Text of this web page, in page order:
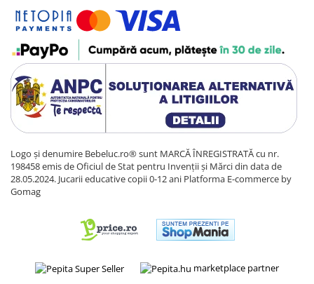
Logo și denumire Bebeluc.ro® sunt MARCĂ ÎNREGISTRATĂ cu nr.
198458 emis de Oficiul de Stat pentru Invenții și Mărci din data de
28.05.2024. Jucarii educative copii 0-12 ani Platforma E-commerce by
Gomag
marketplace partner